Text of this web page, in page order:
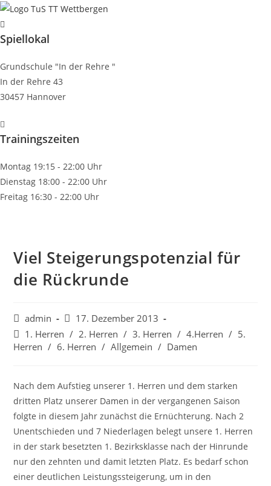
Zum
Inhalt
springen
Spiellokal
Grundschule "In der Rehre "
In der Rehre 43
30457 Hannover
Trainingszeiten
Montag 19:15 - 22:00 Uhr
Dienstag 18:00 - 22:00 Uhr
Freitag 16:30 - 22:00 Uhr
Viel Steigerungspotenzial für
die Rückrunde
Beitrags-
Autor:
admin
Beitrag
veröffentlicht:
17. Dezember 2013
Beitrags-
Kategorie:
1. Herren / 2. Herren / 3. Herren / 4.Herren / 5.
Herren / 6. Herren / Allgemein / Damen
Nach dem Aufstieg unserer 1. Herren und dem starken
dritten Platz unserer Damen in der vergangenen Saison
folgte in diesem Jahr zunächst die Ernüchterung. Nach 2
Unentschieden und 7 Niederlagen belegt unsere 1. Herren
in der stark besetzten 1. Bezirksklasse nach der Hinrunde
nur den zehnten und damit letzten Platz. Es bedarf schon
einer deutlichen Leistungssteigerung, um in den